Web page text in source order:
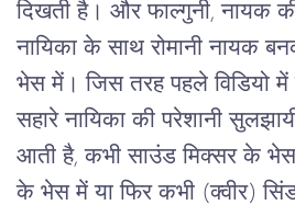
दिखती है। और फाल्गुनी, नायक की
नायिका के साथ रोमानी नायक
भेस में। जिस तरह पहले विडियो
सहारे नायिका की परेशानी
आती है, कभी साउंड मिक्सर के
के भेस में या फिर कभी (क्वीर)